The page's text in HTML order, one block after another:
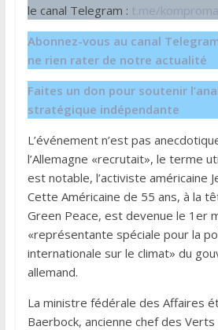
le canal Telegram : t.me/
Abonnez-vous au canal
ne rien rater de notre actualité
Faites un don pour soutenir
stratégique indépendante
L’événement n’est pas
l’Allemagne «recrutait», le terme
est notable, l’activiste américaine
Cette Américaine de 55 ans, à la
Green Peace, est devenue le 1er
«représentante spéciale pour la
internationale sur le climat» du
allemand.
La ministre fédérale des Affaires
Baerbock, ancienne chef des Verts